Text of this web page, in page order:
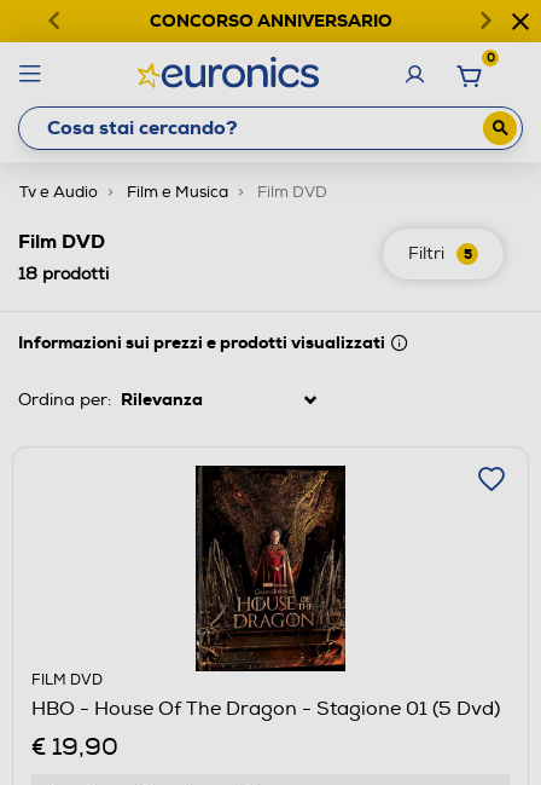
CONCORSO ANNIVERSARIO
0
Tv e Audio Film e Musica Film DVD
Filtri 5
Film DVD
18 prodotti
Informazioni sui prezzi e prodotti visualizzati
Ordina per:
FILM DVD
HBO - House Of The Dragon - Stagione 01 (5 Dvd)
€ 19,90